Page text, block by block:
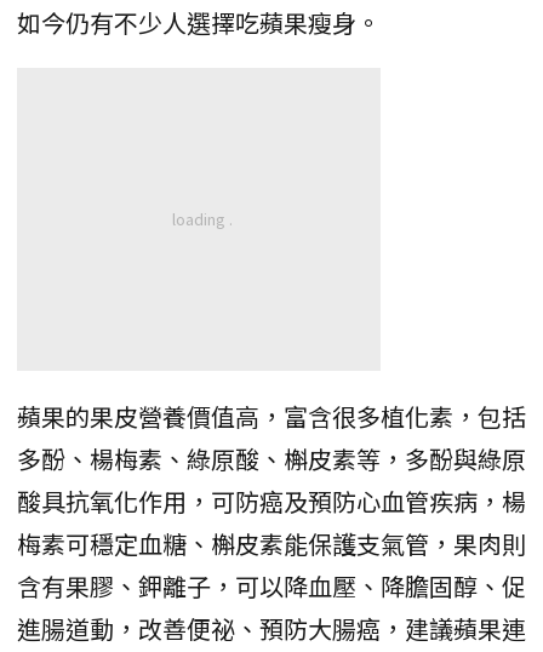
如今仍有不少人選擇吃蘋果瘦身。
蘋果的果皮營養價值高，富含很多植化素，包括
多酚、楊梅素、綠原酸、槲皮素等，多酚與綠原
酸具抗氧化作用，可防癌及預防心血管疾病，楊
梅素可穩定血糖、槲皮素能保護支氣管，果肉則
含有果膠、鉀離子，可以降血壓、降膽固醇、促
進腸道動，改善便祕、預防大腸癌，建議蘋果連